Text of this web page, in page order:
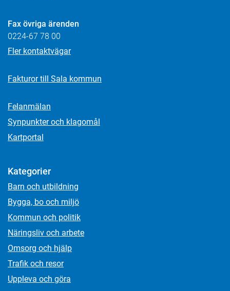
Fax övriga ärenden
0224-67 78 00
Fler kontaktvägar
Fakturor till Sala kommun
Felanmälan
Synpunkter och klagomål
Kartportal
Kategorier
Barn och utbildning
Bygga, bo och miljö
Kommun och politik
Näringsliv och arbete
Omsorg och hjälp
Trafik och resor
Uppleva och göra